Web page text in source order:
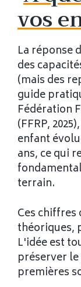
vos
La réponse
des
(mais des
guide
Fédération
(FFRP,
enfant
ans, ce qui
terrain.
Ces
théoriques,
L'idée est
préserver
premières